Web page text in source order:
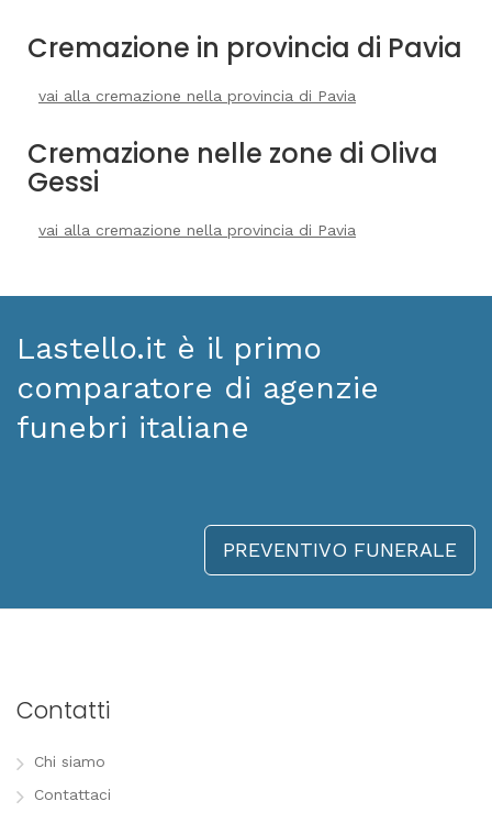
Cremazione in provincia di Pavia
vai alla cremazione nella provincia di Pavia
Cremazione nelle zone di Oliva
Gessi
vai alla cremazione nella provincia di Pavia
Lastello.it è il primo
comparatore di agenzie
funebri italiane
PREVENTIVO FUNERALE
Contatti
Chi siamo
Contattaci